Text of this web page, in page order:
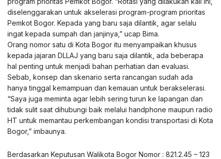
diselenggarakan untuk akselerasi program-program prioritas
Pemkot Bogor. Kepada yang baru saja dilantik, agar selalu
ingat kepada sumpah dan janjinya,” ucap Bima.
Orang nomor satu di Kota Bogor itu menyampaikan khusus
kepada jajaran DLLAJ yang baru saja dilantik, ada beberapa
hal penting untuk menjadi bahan perhatian dan evaluasi.
Sebab, konsep dan skenario serta rancangan sudah ada
hanya tinggal kemampuan dan kemauan untuk berakselerasi.
“Saya juga meminta agar lebih sering turun ke lapangan dan
tidak sulit saat dihubungi baik melalui handphone maupun radio
HT untuk memantau perkembangan kondisi transportasi di Kota
Bogor,” imbaunya.
Berdasarkan Keputusan Walikota Bogor Nomor : 821.2.45 – 123